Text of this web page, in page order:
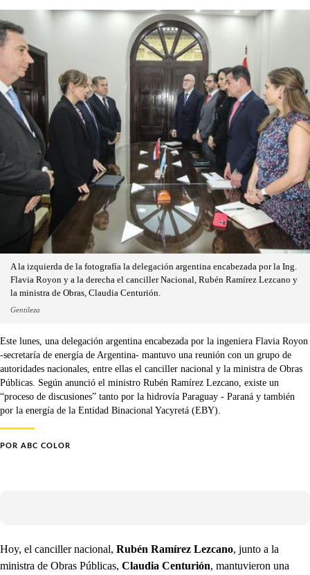
A la izquierda de la fotografía la delegación argentina encabezada por la Ing.
Flavia Royon y a la derecha el canciller Nacional, Rubén Ramírez Lezcano y
la ministra de Obras, Claudia Centurión.
Gentileza
Este lunes, una delegación argentina encabezada por la ingeniera Flavia Royon
-secretaría de energía de Argentina- mantuvo una reunión con un grupo de
autoridades nacionales, entre ellas el canciller nacional y la ministra de Obras
Públicas. Según anunció el ministro Rubén Ramírez Lezcano, existe un
“proceso de discusiones” tanto por la hidrovía Paraguay - Paraná y también
por la energía de la Entidad Binacional Yacyretá (EBY).
POR ABC COLOR
Hoy, el canciller nacional, Rubén Ramírez Lezcano, junto a la
ministra de Obras Públicas, Claudia Centurión, mantuvieron una